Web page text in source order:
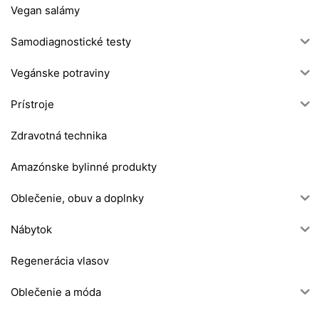
Vegan salámy
Samodiagnostické testy
Vegánske potraviny
Prístroje
Zdravotná technika
Amazónske bylinné produkty
Oblečenie, obuv a doplnky
Nábytok
Regenerácia vlasov
Oblečenie a móda